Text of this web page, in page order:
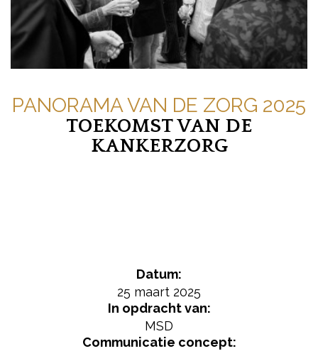
PANORAMA VAN DE ZORG 2025
TOEKOMST VAN DE
KANKERZORG
Datum:
25 maart 2025
In opdracht van:
MSD
Communicatie concept: